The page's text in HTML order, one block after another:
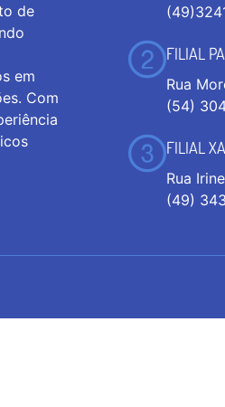
de
em
Com
FILIAL
Rua
(54)
FILIAL
Rua
(49)